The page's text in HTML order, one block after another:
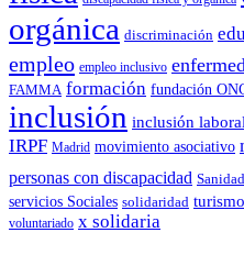
orgánica discriminación
empleo empleo inclusivo
FAMMA formación fundación
inclusión inclusión laboral
IRPF Madrid movimiento asociativo
personas con discapacidad Sanidad
servicios Sociales solidaridad
voluntariado x solidaria